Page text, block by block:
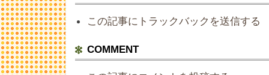
この記事にトラックバックを送信する
COMMENT